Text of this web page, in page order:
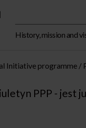
History, mission and
Initiative programme
PPP - jest